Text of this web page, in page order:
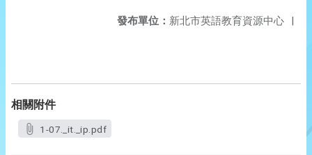
發布單位： 新北市英語教育資源中心 |
相關附件
1-07._it._ip.pdf